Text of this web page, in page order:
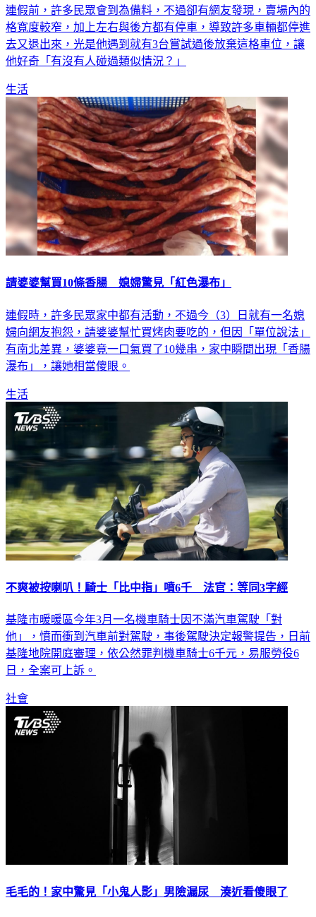
連假前，許多民眾會到為備料，不過卻有網友發現，賣場內的
格寬度較窄，加上左右與後方都有停車，導致許多車輛都停進
去又退出來，光是他遇到就有3台嘗試過後放棄這格車位，讓
他好奇「有沒有人碰過類似情況？」
生活
請婆婆幫買10條香腸 媳婦驚見「紅色瀑布」
連假時，許多民眾家中都有活動，不過今（3）日就有一名媳
婦向網友抱怨，請婆婆幫忙買烤肉要吃的，但因「單位說法」
有南北差異，婆婆竟一口氣買了10幾串，家中瞬間出現「香腸
瀑布」，讓她相當傻眼。
生活
不爽被按喇叭！騎士「比中指」噴6千 法官：等同3字經
基隆市暖暖區今年3月一名機車騎士因不滿汽車駕駛「對
他」，憤而衝到汽車前對駕駛，事後駕駛決定報警提告，日前
基隆地院開庭審理，依公然罪判機車騎士6千元，易服勞役6
日，全案可上訴。
社會
毛毛的！家中驚見「小鬼人影」男險漏尿 湊近看傻眼了